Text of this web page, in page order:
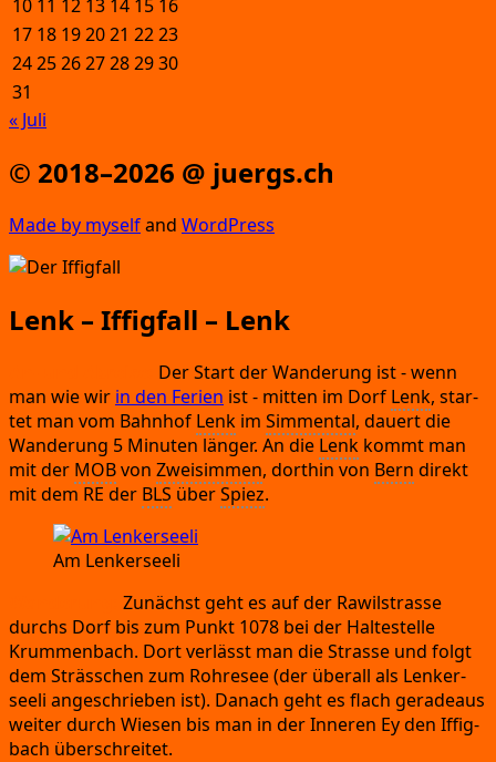
10 11 12 13 14 15 16
17 18 192021 2223
24252627282930
31
« Juli
© 2018–2026 @ juergs.ch
Made by mys­elfand Word­Press
Lenk – Iffigfall – Lenk
Der Start der Wan­de­rung ist- wenn
man wie wir in den Feri­en ist- mit­ten im Dorf Lenk, star­
tet man vom Bahn­hof Lenk im Sim­men­tal, dau­ert die
Wan­de­rung 5 Minu­ten län­ger. An die Lenk kommt man
mit der MOBvon Zweis­im­men, dort­hin von Bern direkt
mit dem RE der BLS überSpiez.
Am Len­ker­see­li
Zunächst geht es auf der Rawil­stras­se
durchs Dorf bis zum Punkt 1078 bei der Hal­te­stel­le
Krum­men­bach. Dort ver­lässt man die Stras­se und folgt
dem Sträs­s­chen zum Roh­re­s­ee(der über­all als Len­ker­
see­li ange­schrie­ben ist). Danach geht es flach gera­de­aus
wei­ter durch Wie­sen bis man in der Inne­ren Ey den Iffig­
bach überschreitet.